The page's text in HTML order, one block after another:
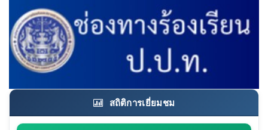
สถิติการเยี่ยมชม